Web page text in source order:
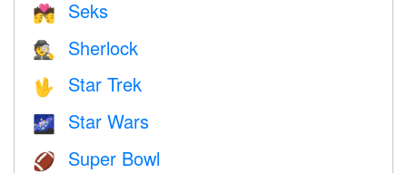
💏 Seks
🕵️ Sherlock
🖖 Star Trek
🌌 Star Wars
🏈 Super Bowl